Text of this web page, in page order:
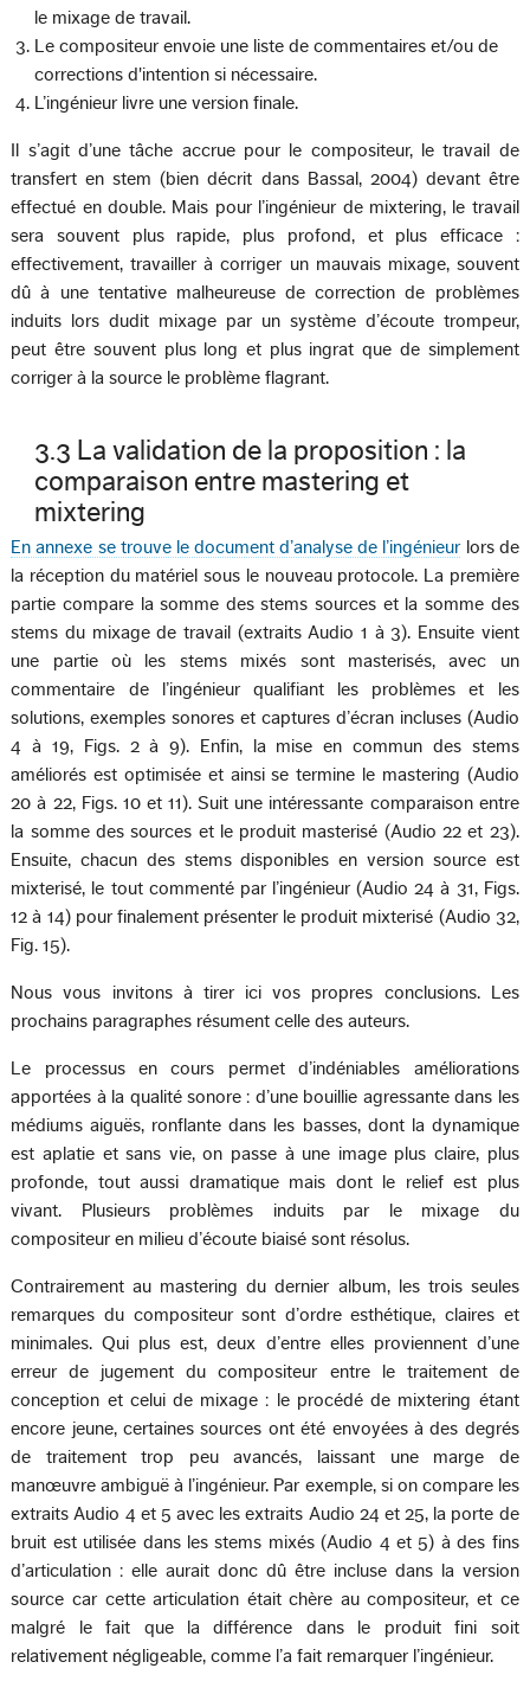
le mixage de travail.
Le compositeur envoie une liste de commentaires et/ou de
corrections d'intention si nécessaire.
L’ingénieur livre une version finale.
Il s’agit d’une tâche accrue pour le compositeur, le travail de
transfert en stem (bien décrit dans Bassal, 2004) devant être
effectué en double. Mais pour l’ingénieur de mixtering, le travail
sera souvent plus rapide, plus profond, et plus efficace :
effectivement, travailler à corriger un mauvais mixage, souvent
dû à une tentative malheureuse de correction de problèmes
induits lors dudit mixage par un système d’écoute trompeur,
peut être souvent plus long et plus ingrat que de simplement
corriger à la source le problème flagrant.
3.3 La validation de la proposition : la
comparaison entre mastering et
mixtering
En annexe se trouve le document d’analyse de l’ingénieurlors de
la réception du matériel sous le nouveau protocole. La première
partie compare la somme des stems sources et la somme des
stems du mixage de travail (extraits Audio 1 à 3). Ensuite vient
une partie où les stems mixés sont masterisés, avec un
commentaire de l’ingénieur qualifiant les problèmes et les
solutions, exemples sonores et captures d’écran incluses (Audio
4 à 19, Figs. 2 à 9). Enfin, la mise en commun des stems
améliorés est optimisée et ainsi se termine le mastering (Audio
20 à 22, Figs. 10 et 11). Suit une intéressante comparaison entre
la somme des sources et le produit masterisé (Audio 22 et 23).
Ensuite, chacun des stems disponibles en version source est
mixterisé, le tout commenté par l’ingénieur (Audio 24 à 31, Figs.
12 à 14) pour finalement présenter le produit mixterisé (Audio 32,
Fig. 15).
Nous vous invitons à tirer ici vos propres conclusions. Les
prochains paragraphes résument celle des auteurs.
Le processus en cours permet d’indéniables améliorations
apportées à la qualité sonore : d’une bouillie agressante dans les
médiums aiguës, ronflante dans les basses, dont la dynamique
est aplatie et sans vie, on passe à une image plus claire, plus
profonde, tout aussi dramatique mais dont le relief est plus
vivant. Plusieurs problèmes induits par le mixage du
compositeur en milieu d’écoute biaisé sont résolus.
Contrairement au mastering du dernier album, les trois seules
remarques du compositeur sont d’ordre esthétique, claires et
minimales. Qui plus est, deux d’entre elles proviennent d’une
erreur de jugement du compositeur entre le traitement de
conception et celui de mixage : le procédé de mixtering étant
encore jeune, certaines sources ont été envoyées à des degrés
de traitement trop peu avancés, laissant une marge de
manœuvre ambiguë à l’ingénieur. Par exemple, si on compare les
extraits Audio 4 et 5 avec les extraits Audio 24 et 25, la porte de
bruit est utilisée dans les stems mixés (Audio 4 et 5) à des fins
d’articulation : elle aurait donc dû être incluse dans la version
source car cette articulation était chère au compositeur, et ce
malgré le fait que la différence dans le produit fini soit
relativement négligeable, comme l’a fait remarquer l’ingénieur.